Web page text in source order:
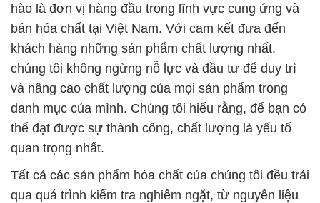
hào là đơn vị hàng đầu trong lĩnh vực cung ứng và
bán hóa chất tại Việt Nam. Với cam kết đưa đến
khách hàng những sản phẩm chất lượng nhất,
chúng tôi không ngừng nỗ lực và đầu tư để duy trì
và nâng cao chất lượng của mọi sản phẩm trong
danh mục của mình. Chúng tôi hiểu rằng, để bạn có
thể đạt được sự thành công, chất lượng là yếu tố
quan trọng nhất.
Tất cả các sản phẩm hóa chất của chúng tôi đều trải
qua quá trình kiểm tra nghiêm ngặt, từ nguyên liệu